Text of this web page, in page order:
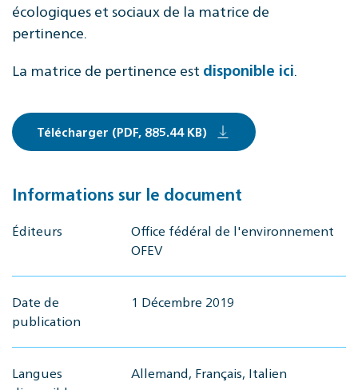
écologiques et sociaux de la matrice de
pertinence.
La matrice de pertinence est disponible ici.
Télécharger (PDF, 885.44 KB)
Informations sur le document
Éditeurs
Office fédéral de l'environnement
OFEV
Date de
publication
1 Décembre 2019
Langues
Allemand, Français, Italien